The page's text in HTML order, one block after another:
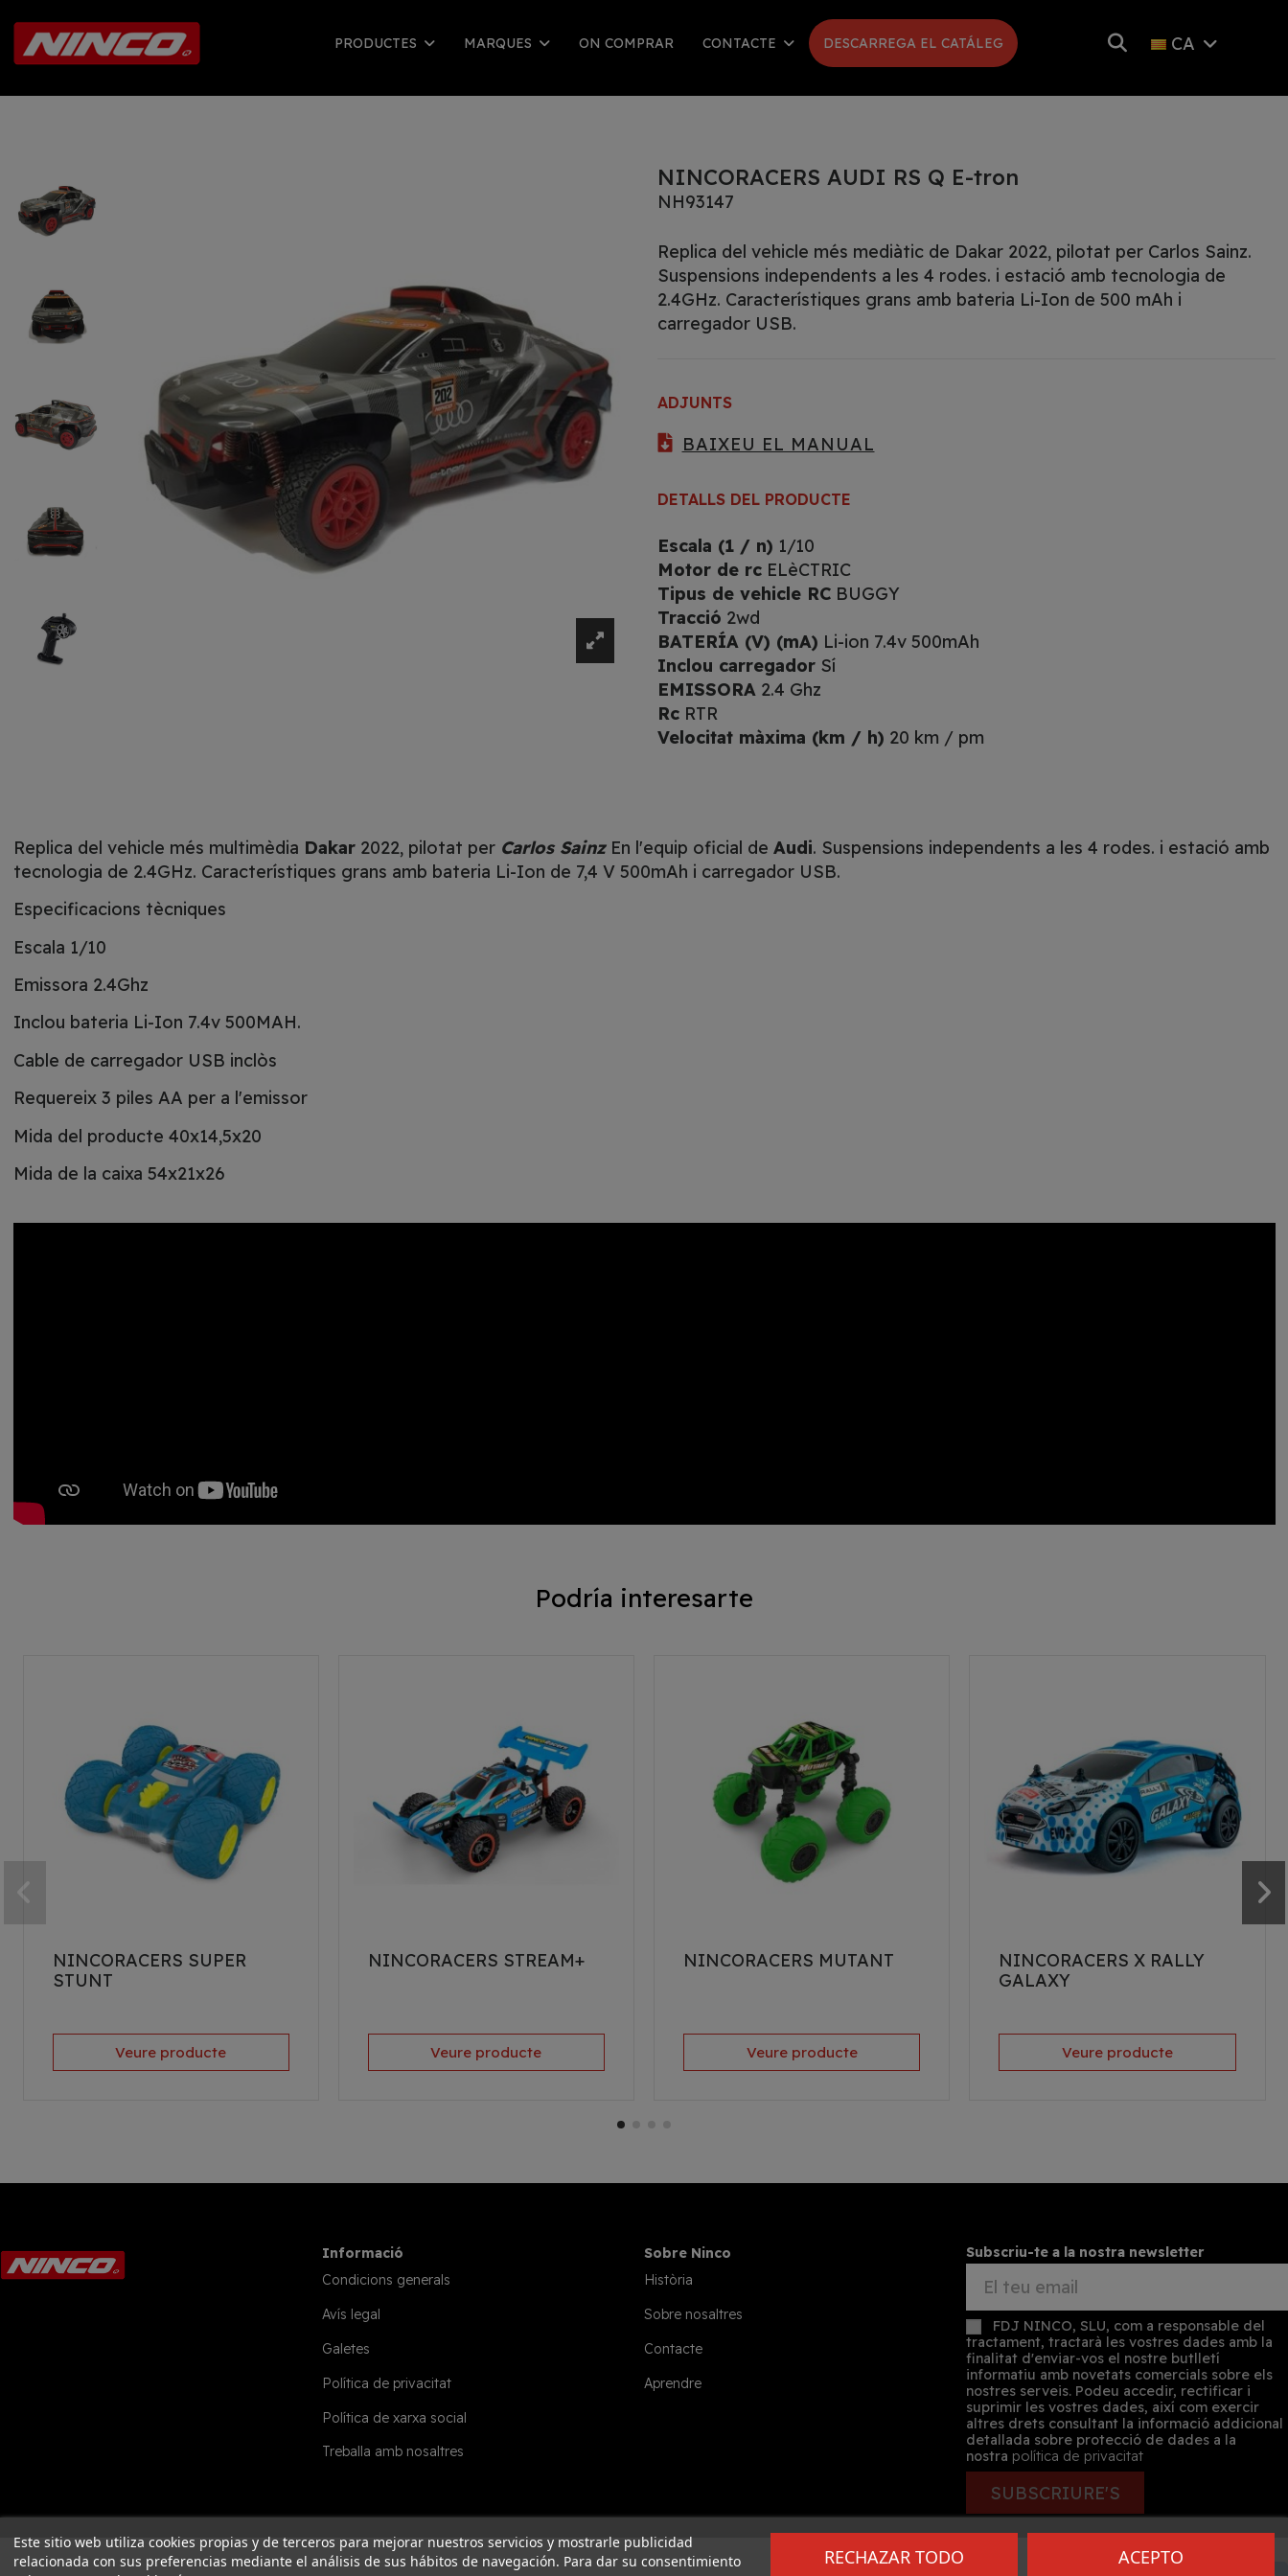
PRODUCTES MARQUES ON COMPRAR CONTACTE DESCARREGA EL CATÁLEG CA
NINCORACERS AUDI RS Q E-tron
NH93147
Replica del vehicle més mediàtic de Dakar 2022, pilotat per Carlos Sainz.
Suspensions independents a les 4 rodes. i estació amb tecnologia de
2.4GHz. Característiques grans amb bateria Li-Ion de 500 mAh i
carregador USB.
ADJUNTS
BAIXEU EL MANUAL
DETALLS DEL PRODUCTE
Escala (1 / n) 1/10
Motor de rc ELèCTRIC
Tipus de vehicle RC BUGGY
Tracció 2wd
BATERÍA (V) (mA) Li-ion 7.4v 500mAh
Inclou carregador Sí
EMISSORA 2.4 Ghz
Rc RTR
Velocitat màxima (km / h) 20 km / pm
Replica del vehicle més multimèdia Dakar2022, pilotat per Carlos SainzEn l'equip oficial de Audi. Suspensions independents a les 4 rodes. i estació amb
tecnologia de 2.4GHz. Característiques grans amb bateria Li-Ion de 7,4 V 500mAh i carregador USB.
Especificacions tècniques
Escala 1/10
Emissora 2.4Ghz
Inclou bateria Li-Ion 7.4v 500MAH.
Cable de carregador USB inclòs
Requereix 3 piles AA per a l'emissor
Mida del producte 40x14,5x20
Mida de la caixa 54x21x26
Podría interesarte
NINCORACERS SUPER
STUNT
Veure producte
NINCORACERS STREAM+
Veure producte
NINCORACERS MUTANT
Veure producte
NINCORACERS X RALLY
GALAXY
Veure producte
Informació
Condicions generals
Avís legal
Galetes
Política de privacitat
Política de xarxa social
Treballa amb nosaltres
Sobre Ninco
Història
Sobre nosaltres
Contacte
Aprendre
Subscriu-te a la nostra newsletter
FDJ NINCO, SLU, com a responsable del
tractament, tractarà les vostres dades amb la
finalitat d'enviar-vos el nostre butlletí
informatiu amb novetats comercials sobre els
nostres serveis. Podeu accedir, rectificar i
suprimir les vostres dades, així com exercir
altres drets consultant la informació addicional
detallada sobre protecció de dades a la
nostra política de privacitat
SUBSCRIURE'S
Este sitio web utiliza cookies propias y de terceros para mejorar nuestros servicios y mostrarle publicidad
relacionada con sus preferencias mediante el análisis de sus hábitos de navegación. Para dar su consentimiento
RECHAZAR TODO ACEPTO